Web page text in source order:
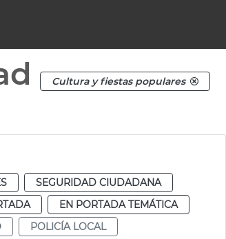
Cultura y fiestas populares
SEGURIDAD CIUDADANA
EN PORTADA TEMÁTICA
POLICÍA LOCAL